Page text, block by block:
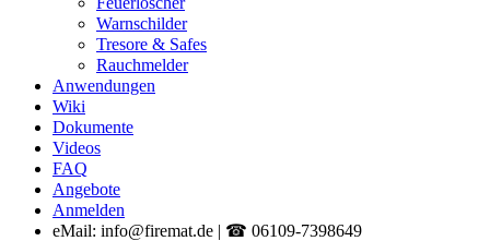
Warnschilder
Tresore & Safes
Rauchmelder
Anwendungen
Wiki
Dokumente
Videos
FAQ
Angebote
Anmelden
eMail: info@firemat.de | ☎ 06109-7398649